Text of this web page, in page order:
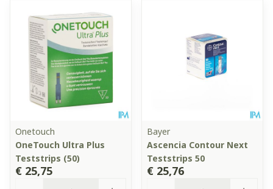
Onetouch
OneTouch Ultra Plus
Teststrips (50)
€ 25,75
Bayer
Ascencia Contour Next
Teststrips 50
€ 25,76